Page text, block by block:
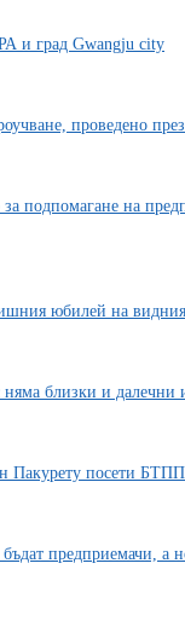
и град Gwangju city
проведено през
подпомагане на
юбилей на
няма близки и далечни
Пакурету посети БТПП
предприемачи, а